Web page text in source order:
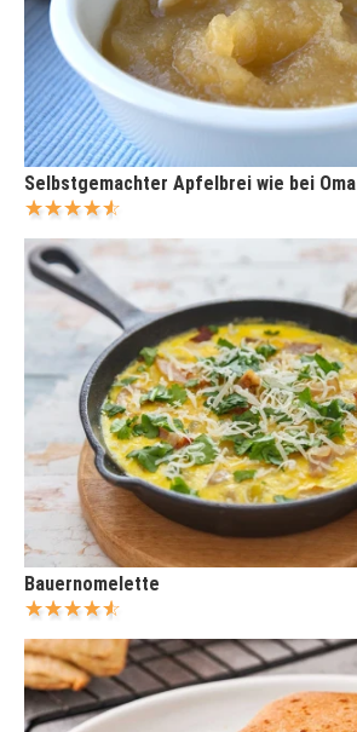
Selbstgemachter Apfelbrei wie bei Oma
Bauernomelette